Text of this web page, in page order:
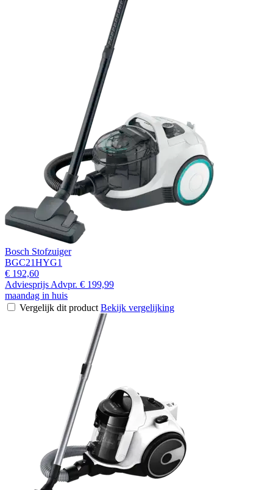
Bosch Stofzuiger
BGC21HYG1
€ 192,60
Adviesprijs Advpr. € 199,99
maandag in huis
Vergelijk dit product Bekijk vergelijking